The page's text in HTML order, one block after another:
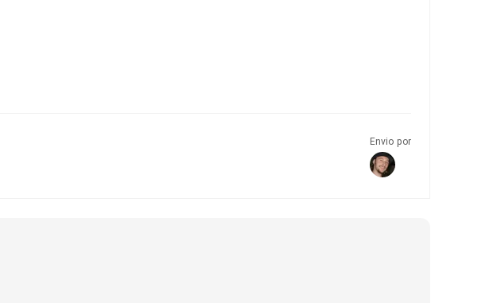
Envio por